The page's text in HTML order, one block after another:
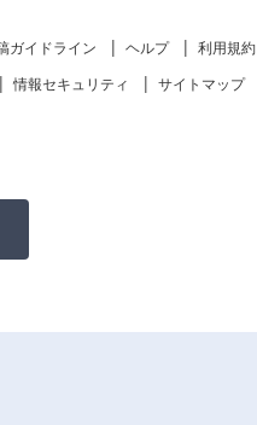
ガイドライン ヘルプ
利用規約
情報セキュリティ サイトマップ